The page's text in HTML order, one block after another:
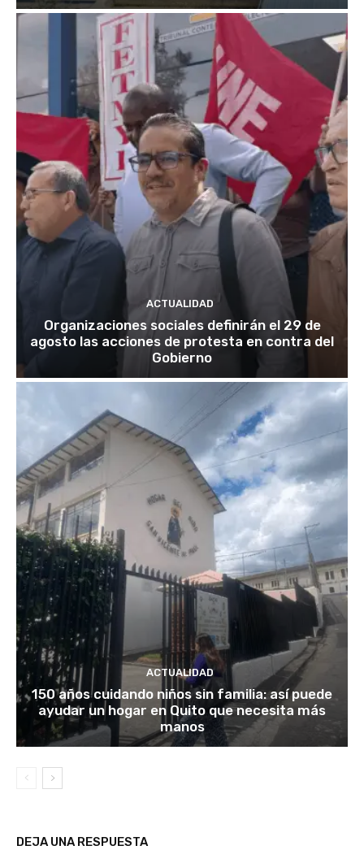
ACTUALIDAD
Organizaciones sociales definirán el 29 de
agosto las acciones de protesta en contra del
Gobierno
ACTUALIDAD
150 años cuidando niños sin familia: así puede
ayudar un hogar en Quito que necesita más
manos
DEJA UNA RESPUESTA